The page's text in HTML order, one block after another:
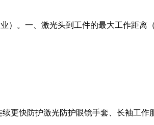
）。一、激光头到工件的最大工作距离
更快防护激光防护眼镜手套、长袖工